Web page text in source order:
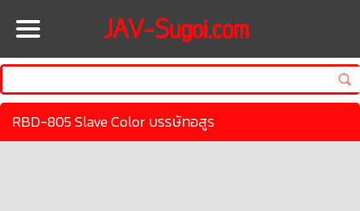
RBD-805 Slave Color บรรษัทอสูร